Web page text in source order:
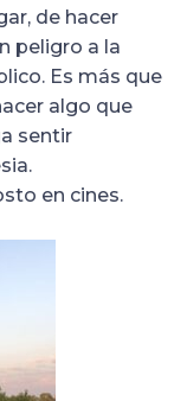
de hacer
peligro a la
Es más que
algo que
sentir
en cines.